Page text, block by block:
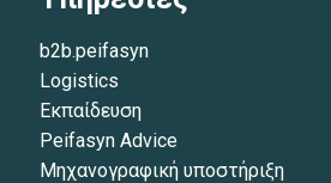
b2b.peifasyn
Logistics
Εκπαίδευση
Peifasyn Advice
Μηχανογραφική υποστήριξη